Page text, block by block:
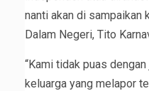
nanti akan di sampaikan
Dalam Negeri, Tito
“Kami tidak puas
keluarga yang melapor